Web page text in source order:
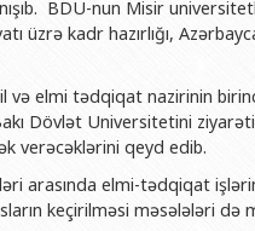
resursları və hüquq şöbəsi
və təminat Departamenti
təminatı, monitorinq
Yardım Sektoru
yaradıcılıq Mərkəzi
Geologiya fakültəsi
Tarix fakültəsi
Beynəlxalq
Hüquq fakültəsi
Jurnalistika fakültəsi
Şəxsi
Publik
BDU-nun Misir
üzrə kadr hazırlığı,
və elmi tədqiqat nazirinin
Dövlət Universitetini
verəcəklərini qeyd edib.
arasında elmi-tədqiqat
keçirilməsi məsələləri də